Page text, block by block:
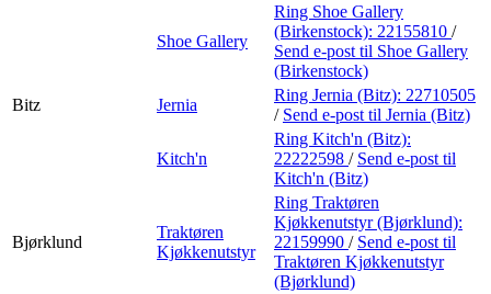
Shoe Gallery
Ring Shoe Gallery
(Birkenstock): 22155810 /
Send e-post til Shoe Gallery
(Birkenstock)
Bitz
Jernia
Ring Jernia (Bitz): 22710505
/ Send e-post til Jernia (Bitz)
Kitch'n
Ring Kitch'n (Bitz):
22222598 / Send e-post til
Kitch'n (Bitz)
Bjørklund
Traktøren
Kjøkkenutstyr
Ring Traktøren
Kjøkkenutstyr (Bjørklund):
22159990 / Send e-post til
Traktøren Kjøkkenutstyr
(Bjørklund)